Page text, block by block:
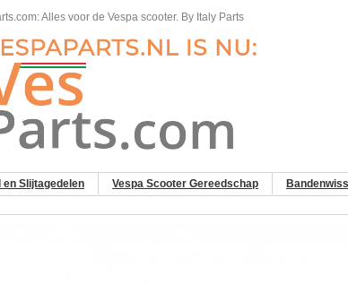
Alles voor de Vespa scooter. By Italy Parts
en Slijtagedelen Vespa Scooter Gereedschap